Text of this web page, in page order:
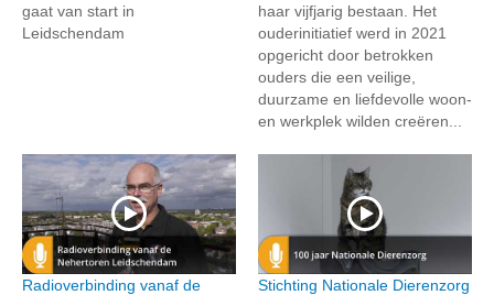
gaat van start in
Leidschendam
haar vijfjarig bestaan. Het
ouderinitiatief werd in 2021
opgericht door betrokken
ouders die een veilige,
duurzame en liefdevolle woon-
en werkplek wilden creëren...
Radioverbinding vanaf de
Stichting Nationale Dierenzorg